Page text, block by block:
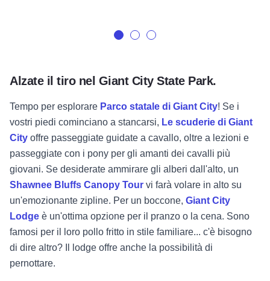
Alzate il tiro nel Giant City State Park.
Tempo per esplorare Parco statale di Giant City! Se i
vostri piedi cominciano a stancarsi, Le scuderie di Giant
City offre passeggiate guidate a cavallo, oltre a lezioni e
passeggiate con i pony per gli amanti dei cavalli più
giovani. Se desiderate ammirare gli alberi dall'alto, un
Shawnee Bluffs Canopy Tour vi farà volare in alto su
un'emozionante zipline. Per un boccone, Giant City
Lodge è un'ottima opzione per il pranzo o la cena. Sono
famosi per il loro pollo fritto in stile familiare... c'è bisogno
di dire altro? Il lodge offre anche la possibilità di
pernottare.